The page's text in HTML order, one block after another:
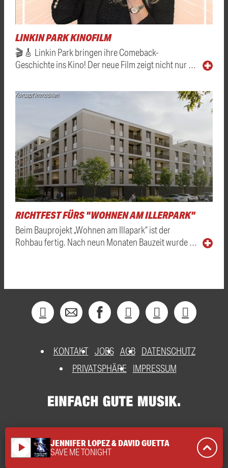
LINKIN PARK KINOFILM
🎬🎸 Linkin Park bringen ihre Comeback-
Geschichte ins Kino! Der neue Film zeigt nicht nur …
Konzept Immobilien
RICHTFEST FÜRS "WOHNEN AM ILLERPARK"
Beim Bauprojekt „Wohnen am Illapark“ ist der
Rohbau fertig. Nach neun Monaten Bauzeit wurde …
KONTAKT JOBS AGB DATENSCHUTZ
PRIVATSPHÄRE
IMPRESSUM
play_arrow JENNIFER LOPEZ & DAVID GUETTA
SAVE ME TONIGHT